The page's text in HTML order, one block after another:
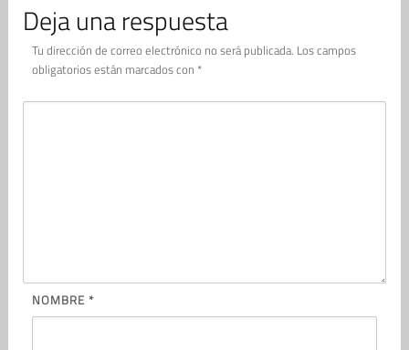
Deja una respuesta
Tu dirección de correo electrónico no será publicada. Los campos
obligatorios están marcados con *
NOMBRE *